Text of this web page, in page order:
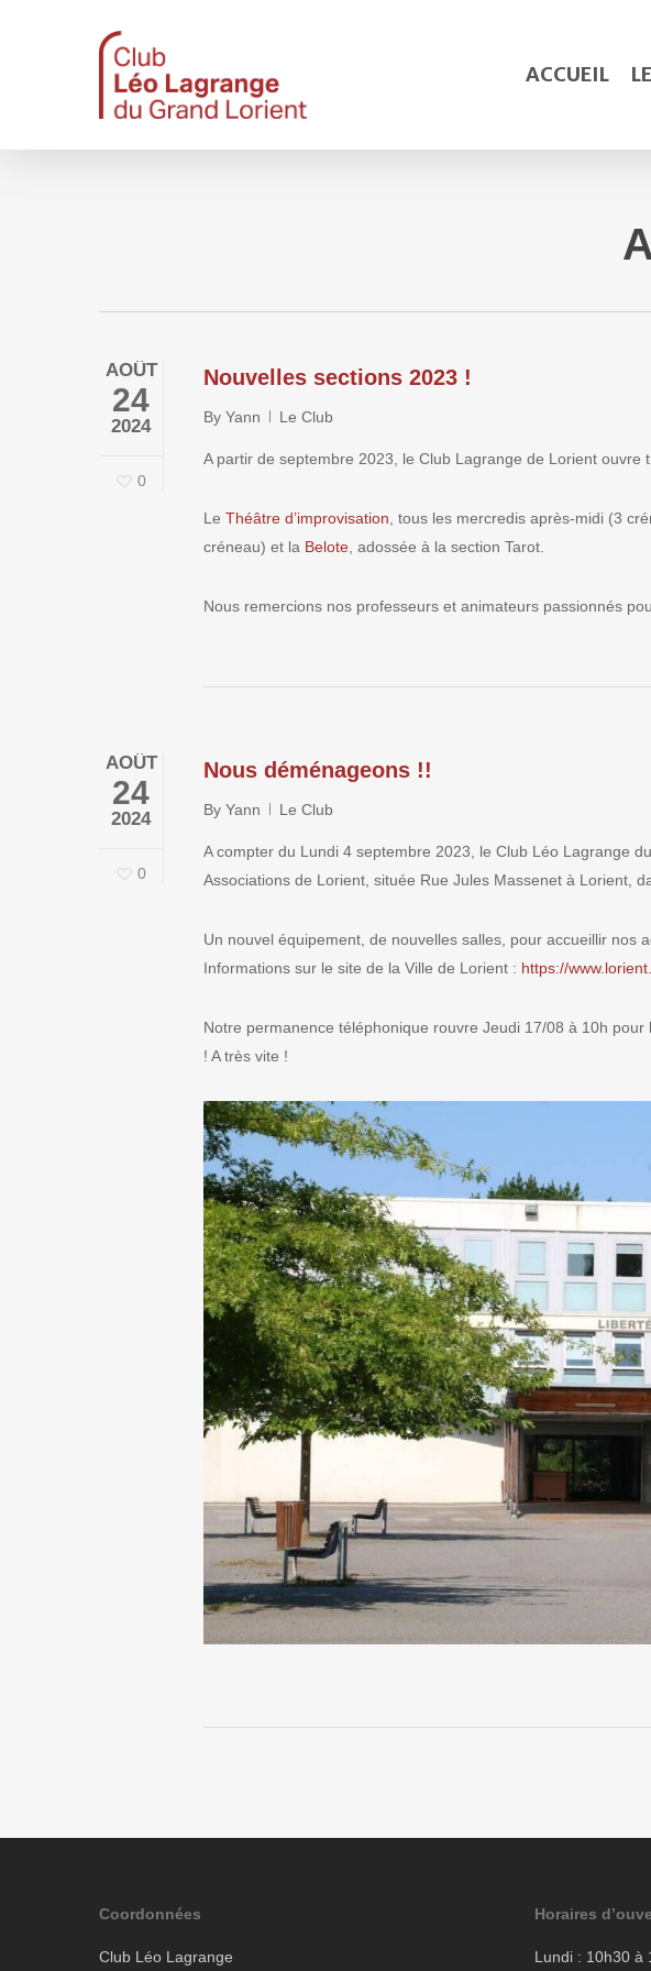
ACCUEIL
AOÛT
24
2024
0
Nouvelles sections 2023 !
By Yann Le Club
A partir de septembre 2023, le Club Lagrange de Lorient ouvre
Le Théâtre d’improvisation , tous les mercredis après-midi (3
créneau) et la Belote , adossée à la section Tarot.
Nous remercions nos professeurs et animateurs passionnés
AOÛT
24
2024
0
Nous déménageons !!
By Yann Le Club
A compter du Lundi 4 septembre 2023, le Club Léo Lagrange
Associations de Lorient, située Rue Jules Massenet à Lorient,
Un nouvel équipement, de nouvelles salles, pour accueillir nos
Informations sur le site de la Ville de Lorient : https://
Notre permanence téléphonique rouvre Jeudi 17/08 à 10h
! A très vite !
Coordonnées
Club Léo Lagrange
Horaires
Lundi : 10h30 à